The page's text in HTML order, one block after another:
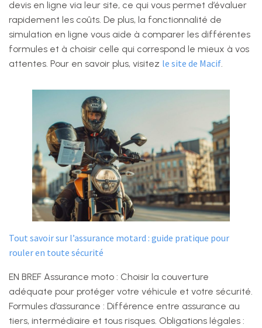
devis en ligne via leur site, ce qui vous permet d’évaluer
rapidement les coûts. De plus, la fonctionnalité de
simulation en ligne vous aide à comparer les différentes
formules et à choisir celle qui correspond le mieux à vos
attentes. Pour en savoir plus, visitez le site de Macif.
Tout savoir sur l’assurance motard : guide pratique pour
rouler en toute sécurité
EN BREF Assurance moto : Choisir la couverture
adéquate pour protéger votre véhicule et votre sécurité.
Formules d’assurance : Différence entre assurance au
tiers, intermédiaire et tous risques. Obligations légales :